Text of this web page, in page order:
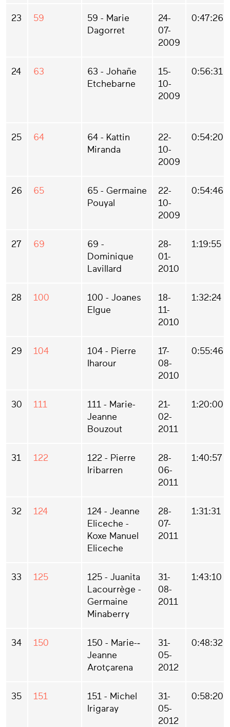
23 59
59 - Marie
Dagorret
24-
07-
2009
0:47:26
24 63
63 - Johañe
Etchebarne
15-
10-
2009
0:56:31
25 64
64 - Kattin
Miranda
22-
10-
2009
0:54:20
26 65
65 - Germaine
Pouyal
22-
10-
2009
0:54:46
27 69
69 -
Dominique
Lavillard
28-
01-
2010
1:19:55
28 100
100 - Joanes
Elgue
18-
11-
2010
1:32:24
29 104
104 - Pierre
Iharour
17-
08-
2010
0:55:46
30 111
111 - Marie-
Jeanne
Bouzout
21-
02-
2011
1:20:00
31 122
122 - Pierre
Iribarren
28-
06-
2011
1:40:57
32 124
124 - Jeanne
Eliceche -
Koxe Manuel
Eliceche
28-
07-
2011
1:31:31
33 125
125 - Juanita
Lacourrège -
Germaine
Minaberry
31-
08-
2011
1:43:10
34 150
150 - Marie-­
Jeanne
Arotçarena
31-
05-
2012
0:48:32
35 151
151 - Michel
Irigaray
31-
05-
2012
0:58:20